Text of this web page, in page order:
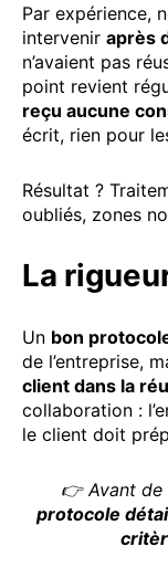
Par expérience,
intervenir après
n’avaient pas
point revient
reçu aucune
écrit, rien pour
Résultat ?
oubliés, zones
La
Un bon
de l’entreprise,
client dans la
collaboration :
le client doit
👉 Avant de
protocole